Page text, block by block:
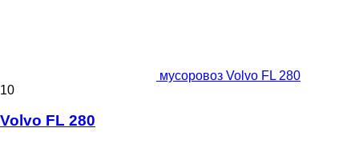
мусоровоз Volvo FL 280
10
Volvo FL 280